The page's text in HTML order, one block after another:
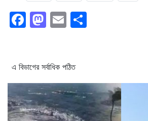
Facebook
Mastodon
Email
এ বিভাগের সর্বাধিক পঠিত